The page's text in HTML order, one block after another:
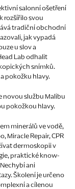
salonní ošetření
rozšířilo svou
tradiční obchodní
jak vypadá
u slov a
Lab odhalit
snímků.
pokožku hlavy.
novou službu Malibu
pokožkou hlavy.
minerálů ve vodě,
Miracle Repair, CPR
dermoskopii v
praktické know-
ani
Školení je určeno
a cílenou